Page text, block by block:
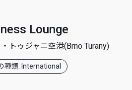
Lounge
トゥジャニ空港(Brno Turany)
種類: International